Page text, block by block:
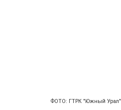
ФОТО: ГТРК "Южный Урал"